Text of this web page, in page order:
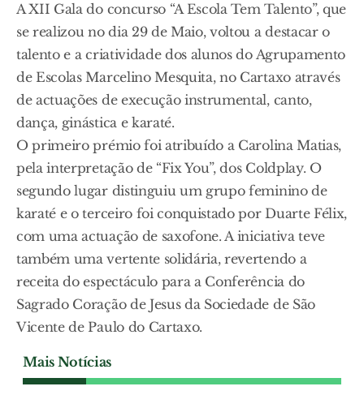
A XII Gala do concurso “A Escola Tem Talento”, que
se realizou no dia 29 de Maio, voltou a destacar o
talento e a criatividade dos alunos do Agrupamento
de Escolas Marcelino Mesquita, no Cartaxo através
de actuações de execução instrumental, canto,
dança, ginástica e karaté.
O primeiro prémio foi atribuído a Carolina Matias,
pela interpretação de “Fix You”, dos Coldplay. O
segundo lugar distinguiu um grupo feminino de
karaté e o terceiro foi conquistado por Duarte Félix,
com uma actuação de saxofone. A iniciativa teve
também uma vertente solidária, revertendo a
receita do espectáculo para a Conferência do
Sagrado Coração de Jesus da Sociedade de São
Vicente de Paulo do Cartaxo.
Mais Notícias